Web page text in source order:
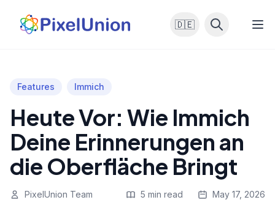
🇩🇪
Features Immich
Heute Vor: Wie Immich
Deine Erinnerungen an
die Oberfläche Bringt
PixelUnion Team 5 min read May 17, 2026